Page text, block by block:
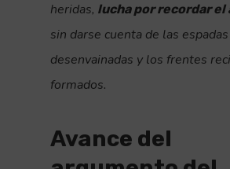
heridas, lucha por recordar el
sin darse cuenta de las espadas
desenvainadas y los frentes
formados.
Avance del